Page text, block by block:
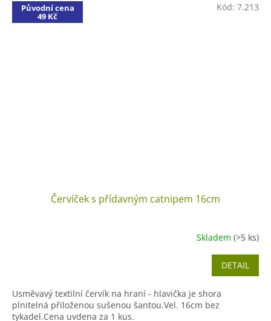
Původní cena
49 Kč
Červíček s přídavným catnipem 16cm
Skladem (>5 ks)
DETAIL
Usměvavý textilní červík na hraní - hlavička je shora
plnitelná přiloženou sušenou šantou.Vel. 16cm bez
tykadel.Cena uvdena za 1 kus.
Kód: 7.213